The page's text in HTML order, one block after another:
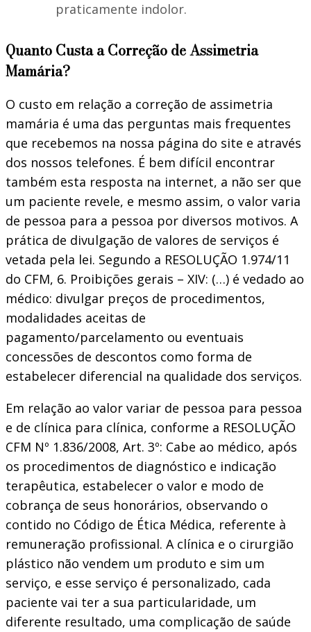
praticamente indolor.
Quanto Custa a Correção de Assimetria
Mamária?
O custo em relação a correção de assimetria
mamária é uma das perguntas mais frequentes
que recebemos na nossa página do site e através
dos nossos telefones. É bem difícil encontrar
também esta resposta na internet, a não ser que
um paciente revele, e mesmo assim, o valor varia
de pessoa para a pessoa por diversos motivos. A
prática de divulgação de valores de serviços é
vetada pela lei. Segundo a RESOLUÇÃO 1.974/11
do CFM, 6. Proibições gerais – XIV: (…) é vedado ao
médico: divulgar preços de procedimentos,
modalidades aceitas de
pagamento/parcelamento ou eventuais
concessões de descontos como forma de
estabelecer diferencial na qualidade dos serviços.
Em relação ao valor variar de pessoa para pessoa
e de clínica para clínica, conforme a RESOLUÇÃO
CFM Nº 1.836/2008, Art. 3º: Cabe ao médico, após
os procedimentos de diagnóstico e indicação
terapêutica, estabelecer o valor e modo de
cobrança de seus honorários, observando o
contido no Código de Ética Médica, referente à
remuneração profissional. A clínica e o cirurgião
plástico não vendem um produto e sim um
serviço, e esse serviço é personalizado, cada
paciente vai ter a sua particularidade, um
diferente resultado, uma complicação de saúde